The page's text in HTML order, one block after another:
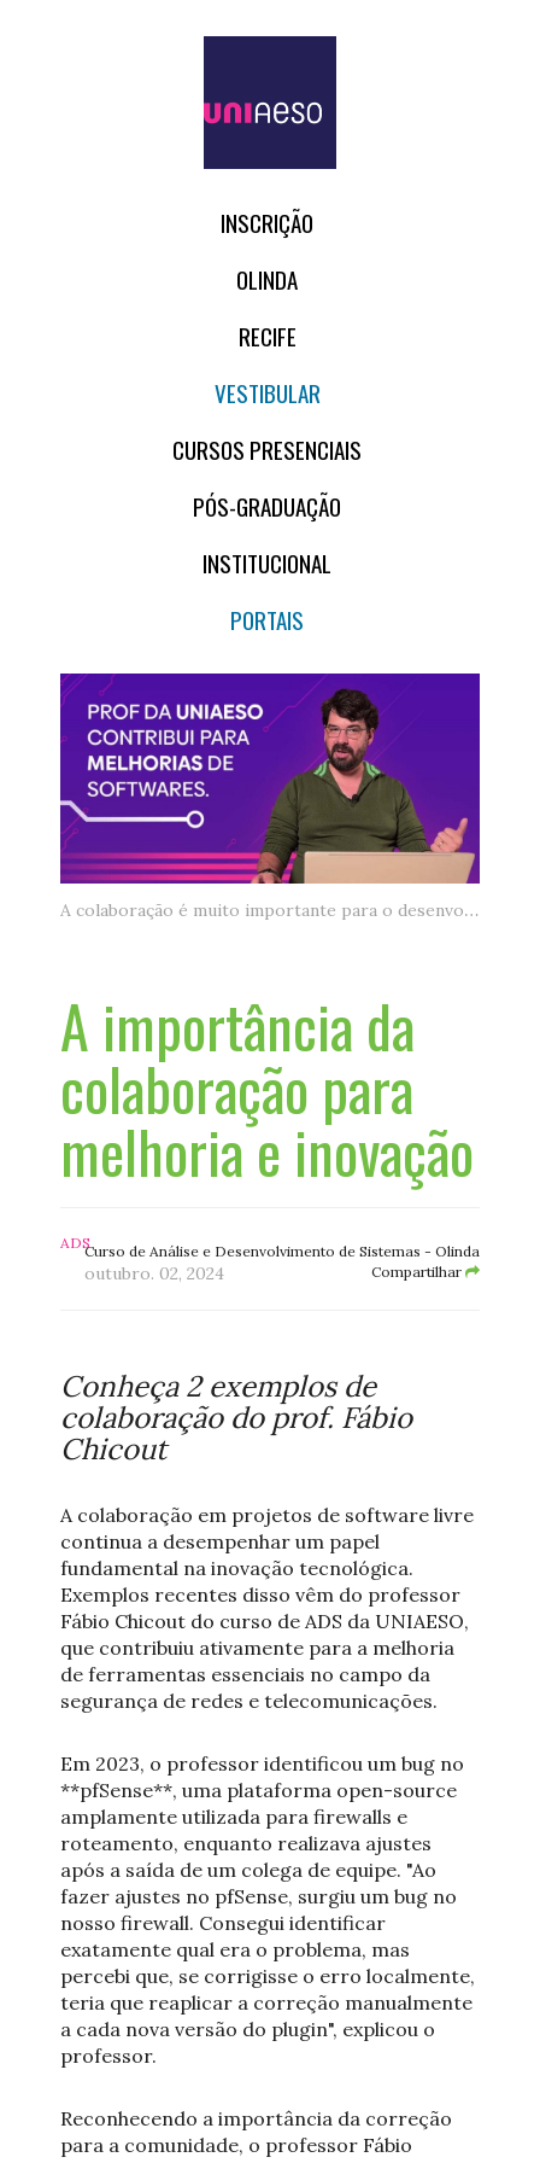
INSCRIÇÃO
OLINDA
RECIFE
VESTIBULAR
CURSOS PRESENCIAIS
PÓS-GRADUAÇÃO
INSTITUCIONAL
PORTAIS
A colaboração é muito importante para o desenvolvimento de soluções
A importância da
colaboração para
melhoria e inovação
ADSCurso de Análise e Desenvolvimento de Sistemas - Olinda
outubro. 02, 2024 Compartilhar
Conheça 2 exemplos de
colaboração do prof. Fábio
Chicout
A colaboração em projetos de software livre
continua a desempenhar um papel
fundamental na inovação tecnológica.
Exemplos recentes disso vêm do professor
Fábio Chicout do curso de ADS da UNIAESO,
que contribuiu ativamente para a melhoria
de ferramentas essenciais no campo da
segurança de redes e telecomunicações.
Em 2023, o professor identificou um bug no
**pfSense**, uma plataforma open-source
amplamente utilizada para firewalls e
roteamento, enquanto realizava ajustes
após a saída de um colega de equipe. "Ao
fazer ajustes no pfSense, surgiu um bug no
nosso firewall. Consegui identificar
exatamente qual era o problema, mas
percebi que, se corrigisse o erro localmente,
teria que reaplicar a correção manualmente
a cada nova versão do plugin", explicou o
professor.
Reconhecendo a importância da correção
para a comunidade, o professor Fábio